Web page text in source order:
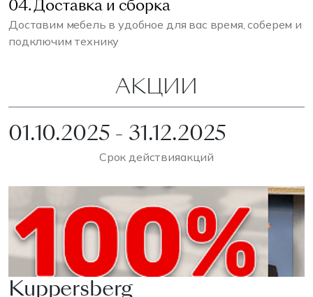
04. Доставка и сборка
Доставим мебель в удобное для вас время, соберем и
подключим технику
АКЦИИ
01.10.2025 - 31.12.2025
Срок действияакций
Kuppersberg